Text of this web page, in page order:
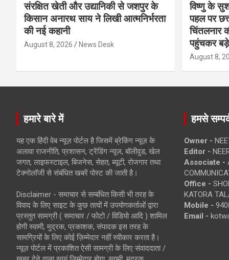
संरक्षित खेती और उद्यानिकी से जशपुर के
किसान अनारथ साय ने लिखी आत्मनिर्भरता
की नई कहानी
August 8, 2026 News Desk
विष्णु के
पहल पर
चिंतलनार
पहुंचकर बड़े
August 8,
हमारे बारे में
यह एक हिंदी वेब न्यूज़ पोर्टल है जिसमें ब्रेकिंग न्यूज़ के
अलावा राजनीति, प्रशासन, ट्रेंडिंग न्यूज, बॉलीवुड, खेल
जगत, लाइफस्टाइल, बिजनेस, सेहत, ब्यूटी, रोजगार तथा
टेक्नोलॉजी से संबंधित खबरें पोस्ट की जाती है।
Disclaimer - समाचार से सम्बंधित किसी भी तरह के
विवाद के लिए साइट के कुछ तत्वों में उपयोगकर्ताओं द्वारा
प्रस्तुत सामग्री ( समाचार / फोटो / विडियो आदि ) शामिल
होगी स्वामी, मुद्रक, प्रकाशक, संपादक इस तरह के
सामग्रियों के लिए कोई ज़िम्मेदार नहीं स्वीकार करता है।
न्यूज़ पोर्टल में प्रकाशित ऐसी सामग्री के लिए संवाददाता /
हमसे
Owner -
Editor -
Associate -
Office -
KATORA
Mobile -
Email -